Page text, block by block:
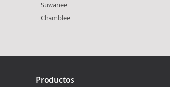
Suwanee
Chamblee
Productos